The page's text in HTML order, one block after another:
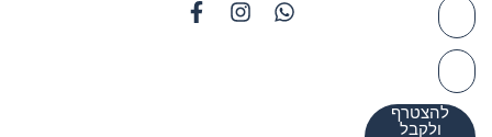
להצטרף
ולקבל